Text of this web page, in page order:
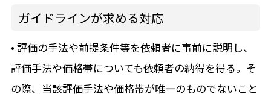
ガイドラインが求める対応
• 評価の手法や前提条件等を依頼者に事前に説明し、
評価手法や価格帯についても依頼者の納得を得る。そ
の際、当該評価手法や価格帯が唯一のものでないこと